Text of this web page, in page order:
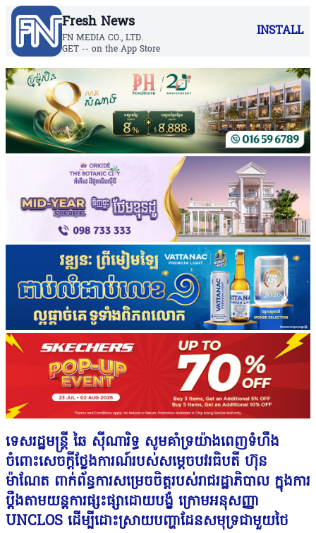
Fresh News
FN MEDIA CO., LTD.
GET -- on the App Store
INSTALL
ទេសរដ្ឋមន្រ្តី ឆៃ ស៊ីណារិទ្ធ សូមគាំទ្រយ៉ាងពេញទំហឹង
ចំពោះសេចក្តីថ្លែងការណ៍របស់សម្តេចបវរធិបតី ហ៊ុន
ម៉ាណែត ពាក់ព័ន្ធការសម្រេចចិត្តរបស់រាជរដ្ឋាភិបាល ក្នុងការ
ប្តឹងតាមយន្តការផ្សះផ្សាដោយបង្ខំ ក្រោមអនុសញ្ញា
UNCLOS ដើម្បីដោះស្រាយបញ្ហាដែនសមុទ្រជាមួយថៃ